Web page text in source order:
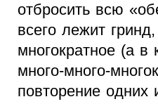
отбросить всю
всего лежит
многократное (а в
много-много-
повторение одних